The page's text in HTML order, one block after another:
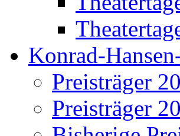
Konrad-
Preisträger
Preisträger